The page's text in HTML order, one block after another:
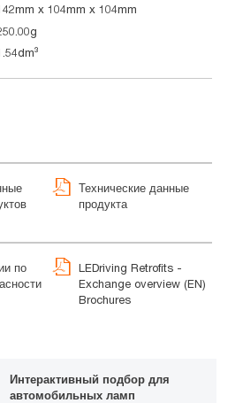
x 104mm x 104mm
Технические данные
продукта
по
LEDriving Retrofits -
Exchange overview (EN)
Brochures
Интерактивный подбор для
автомобильных ламп